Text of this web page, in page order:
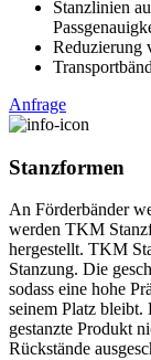
Stanzlinien
Reduzierung
Anfrage
Stanzformen
An Förderbänder
werden TKM
hergestellt. TKM
Stanzung. Die
sodass eine hohe
seinem Platz bleibt.
gestanzte Produkt
Rückstände